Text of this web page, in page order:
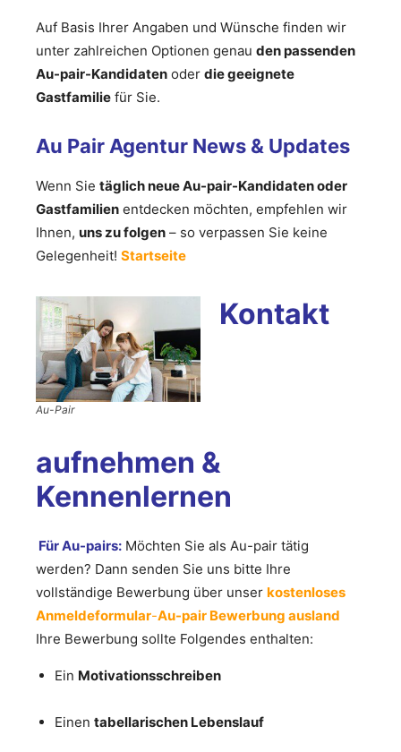
Auf Basis Ihrer Angaben und Wünsche finden wir
unter zahlreichen Optionen genau den passenden
Au-pair-Kandidaten oder die geeignete
Gastfamilie für Sie.
Au Pair Agentur News & Updates
Wenn Sie täglich neue Au-pair-Kandidaten oder
Gastfamilien entdecken möchten, empfehlen wir
Ihnen, uns zu folgen – so verpassen Sie keine
Gelegenheit! Startseite
Au-Pair
Kontakt
aufnehmen &
Kennenlernen
Für Au-pairs: Möchten Sie als Au-pair tätig
werden? Dann senden Sie uns bitte Ihre
vollständige Bewerbung über unser kostenloses
Anmeldeformular-Au-pair Bewerbung ausland
Ihre Bewerbung sollte Folgendes enthalten:
Ein Motivationsschreiben
Einen tabellarischen Lebenslauf